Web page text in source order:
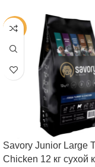
-40%
Savory Junior Large
Chicken 12 кг сухой